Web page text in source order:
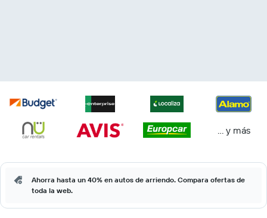
… y más
Ahorra hasta un 40% en autos de arriendo. Compara ofertas de
toda la web.